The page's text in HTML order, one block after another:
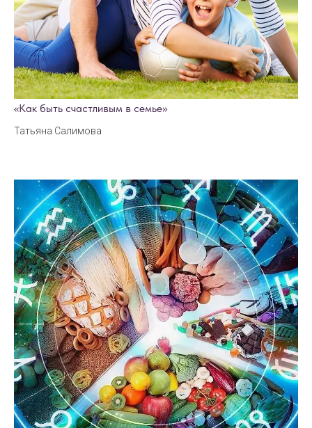
«Как быть счастливым в семье»
Татьяна Салимова